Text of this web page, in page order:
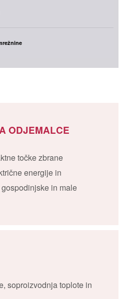
ODJEMALCE
točke zbrane
energije in
in male
soproizvodnja toplote in